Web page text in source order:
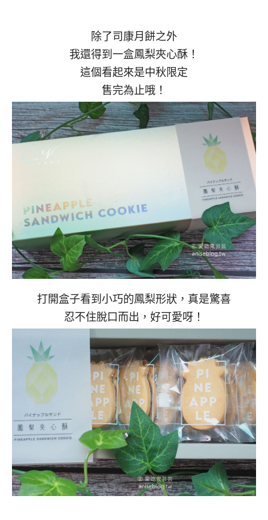
除了司康月餅之外
我還得到一盒鳳梨夾心酥！
這個看起來是中秋限定
售完為止哦！
打開盒子看到小巧的鳳梨形狀，真是驚喜
忍不住脫口而出，好可愛呀！